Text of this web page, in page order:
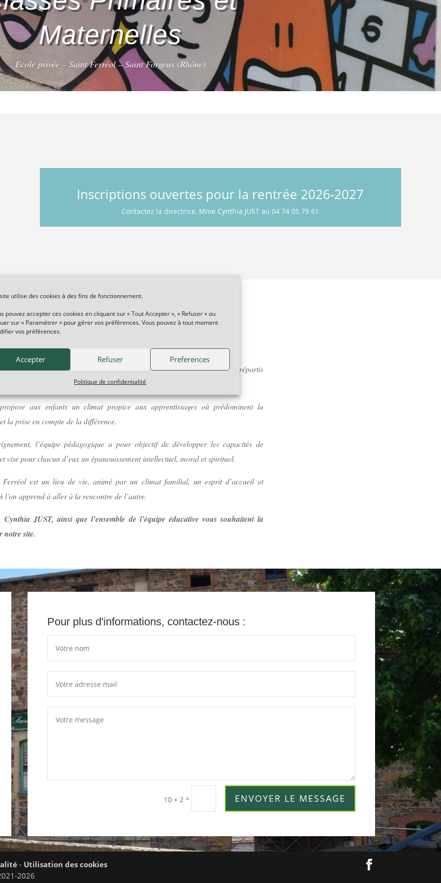
utilise des cookies à des fins de fonctionnement.
pouvez accepter ces cookies en cliquant sur « Tout Accepter », « Refuser » ou
sur « Paramétrer » pour gérer vos préférences. Vous pouvez à tout moment
vos préférences.
Accepter Refuser Preferences
Politique de confidentialité
Maternelles
Ecole privée – Saint Ferréol – Saint Forgeux (Rhône)
Inscriptions ouvertes pour la rentrée 2026-2027
Contactez la directrice, Mme Cynthia JUST au 04 74 05 79 61
de la directrice
accueille les enfants de la toute petite section de maternelle au CM2 répartis
aux enfants un climat propice aux apprentissages où prédominent la
la prise en compte de la différence.
l’équipe pédagogique a pour objectif de développer les capacités de
vise pour chacun d’eux un épanouissement intellectuel, moral et spirituel.
Ferréol est un lieu de vie, animé par un climat familial, un esprit d’accueil et
l’on apprend à aller à la rencontre de l’autre.
JUST, ainsi que l’ensemble de l’équipe éducative vous souhaitent la
notre site.
Pour plus d'informations, contactez-nous :
10 + 2 = ENVOYER LE MESSAGE
- Utilisation des cookies
2026